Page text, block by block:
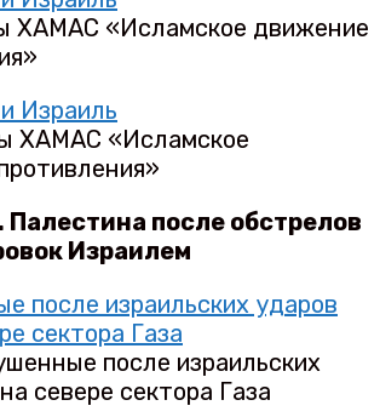
ХАМАС «Исламское движение
ХАМАС «Исламское
Палестина после обстрелов
Израилем
после израильских
севере сектора Газа